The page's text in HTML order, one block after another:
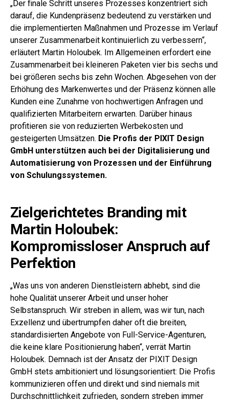
„Der finale Schritt unseres Prozesses konzentriert sich
darauf, die Kundenpräsenz bedeutend zu verstärken und
die implementierten Maßnahmen und Prozesse im Verlauf
unserer Zusammenarbeit kontinuierlich zu verbessern“,
erläutert Martin Holoubek. Im Allgemeinen erfordert eine
Zusammenarbeit bei kleineren Paketen vier bis sechs und
bei größeren sechs bis zehn Wochen. Abgesehen von der
Erhöhung des Markenwertes und der Präsenz können alle
Kunden eine Zunahme von hochwertigen Anfragen und
qualifizierten Mitarbeitern erwarten. Darüber hinaus
profitieren sie von reduzierten Werbekosten und
gesteigerten Umsätzen. Die Profis der PIXIT Design
GmbH unterstützen auch bei der Digitalisierung und
Automatisierung von Prozessen und der Einführung
von Schulungssystemen.
Zielgerichtetes Branding mit
Martin Holoubek:
Kompromissloser Anspruch auf
Perfektion
„Was uns von anderen Dienstleistern abhebt, sind die
hohe Qualität unserer Arbeit und unser hoher
Selbstanspruch. Wir streben in allem, was wir tun, nach
Exzellenz und übertrumpfen daher oft die breiten,
standardisierten Angebote von Full-Service-Agenturen,
die keine klare Positionierung haben“, verrät Martin
Holoubek. Demnach ist der Ansatz der PIXIT Design
GmbH stets ambitioniert und lösungsorientiert: Die Profis
kommunizieren offen und direkt und sind niemals mit
Durchschnittlichkeit zufrieden, sondern streben immer